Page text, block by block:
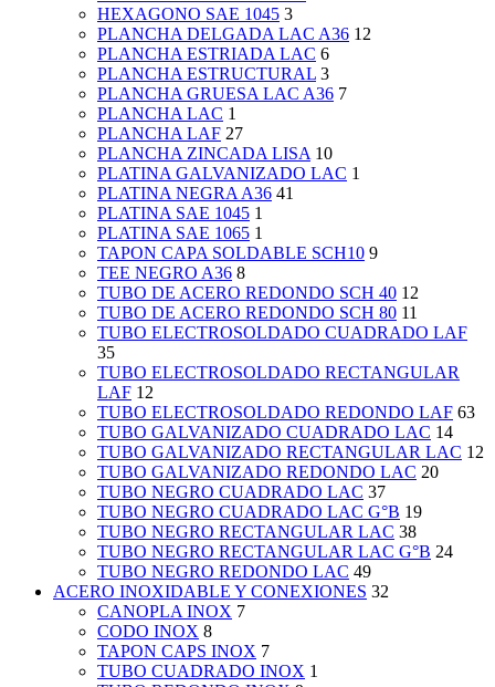
HEXAGONO SAE 1045 3
PLANCHA DELGADA LAC A36 12
PLANCHA ESTRIADA LAC 6
PLANCHA ESTRUCTURAL 3
PLANCHA GRUESA LAC A36 7
PLANCHA LAC 1
PLANCHA LAF 27
PLANCHA ZINCADA LISA 10
PLATINA GALVANIZADO LAC 1
PLATINA NEGRA A36 41
PLATINA SAE 1045 1
PLATINA SAE 1065 1
TAPON CAPA SOLDABLE SCH10 9
TEE NEGRO A36 8
TUBO DE ACERO REDONDO SCH 40 12
TUBO DE ACERO REDONDO SCH 80 11
TUBO ELECTROSOLDADO CUADRADO LAF
35
TUBO ELECTROSOLDADO RECTANGULAR
LAF 12
TUBO ELECTROSOLDADO REDONDO LAF 63
TUBO GALVANIZADO CUADRADO LAC 14
TUBO GALVANIZADO RECTANGULAR LAC 12
TUBO GALVANIZADO REDONDO LAC 20
TUBO NEGRO CUADRADO LAC 37
TUBO NEGRO CUADRADO LAC G°B 19
TUBO NEGRO RECTANGULAR LAC 38
TUBO NEGRO RECTANGULAR LAC G°B 24
TUBO NEGRO REDONDO LAC 49
ACERO INOXIDABLE Y CONEXIONES 32
CANOPLA INOX 7
CODO INOX 8
TAPON CAPS INOX 7
TUBO CUADRADO INOX 1